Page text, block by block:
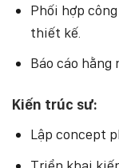
Phối hợp
thiết kế.
Báo cáo
Kiến trúc sư:
Lập concept